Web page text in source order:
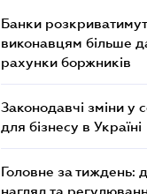
Банки
виконавцям більше
рахунки боржників
Законодавчі зміни у
для бізнесу в Україні
Головне за тиждень:
нагляд та